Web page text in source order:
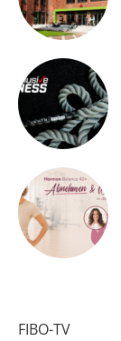
FIBO-TV